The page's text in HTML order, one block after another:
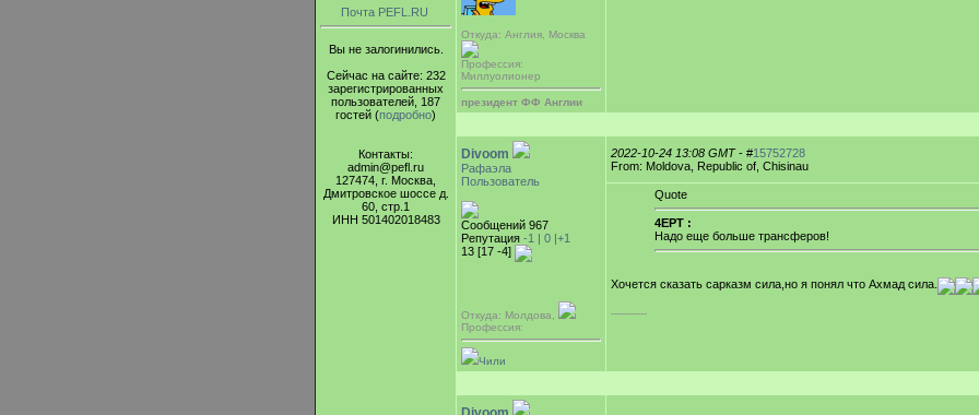
Почта PEFL.RU
Вы не залогинились.
Сейчас на сайте: 232
зарегистрированных
пользователей, 187
гостей (подробно)
Контакты:
admin@pefl.ru
127474, г. Москва,
Дмитровское шоссе д.
60, стр.1
ИНН 501402018483
Откуда: Англия, Москва
Профессия:
Миллуолионер
президент ФФ Англии
Divoom
Рафаэла
Пользователь
Сообщений 967
Репутация -1 | 0 |+1
13 [17 -4]
Откуда: Молдова,
Профессия:
Чили
2022-10-24 13:08 GMT- #15752728
From: Moldova, Republic of, Chisinau
Quote
4EPT :
Надо еще больше трансферов!
Хочется сказать сарказм сила,но я понял что Ахмад сила.
-----------